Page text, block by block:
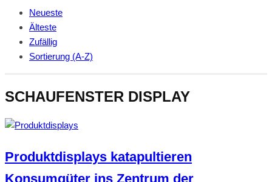
Neueste
Älteste
Zufällig
Sortierung (A-Z)
SCHAUFENSTER DISPLAY
Produktdisplays katapultieren
Konsumgüter ins Zentrum der